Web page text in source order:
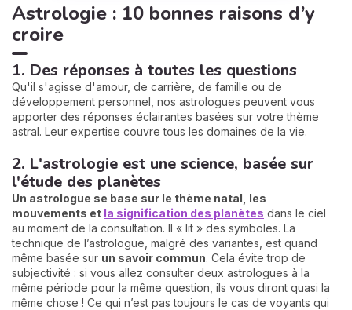
Astrologie : 10 bonnes raisons d’y
croire
1. Des réponses à toutes les questions
Qu'il s'agisse d'amour, de carrière, de famille ou de
développement personnel, nos astrologues peuvent vous
apporter des réponses éclairantes basées sur votre thème
astral. Leur expertise couvre tous les domaines de la vie.
2. L'astrologie est une science, basée sur
l'étude des planètes
Un astrologue se base sur le thème natal, les
mouvements et la signification des planètes dans le ciel
au moment de la consultation. Il « lit » des symboles. La
technique de l’astrologue, malgré des variantes, est quand
même basée sur un savoir commun. Cela évite trop de
subjectivité : si vous allez consulter deux astrologues à la
même période pour la même question, ils vous diront quasi la
même chose ! Ce qui n’est pas toujours le cas de voyants qui